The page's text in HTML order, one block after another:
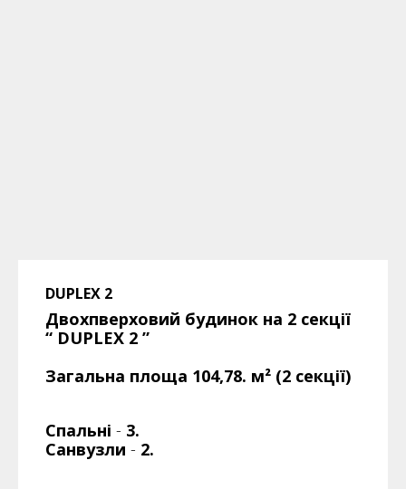
DUPLEX 2
Двохпверховий будинок на 2 секції
“ DUPLEX 2 ”
Загальна площа 104,78. м² (2 секції)
Спальні - 3.
Санвузли - 2.